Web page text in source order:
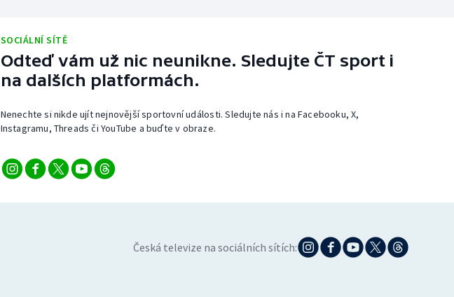
SOCIÁLNÍ SÍTĚ
Odteď vám už nic neunikne. Sledujte ČT sport i
na dalších platformách.
Nenechte si nikde ujít nejnovější sportovní události. Sledujte nás i na Facebooku, X,
Instagramu, Threads či YouTube a buďte v obraze.
Česká televize na sociálních sítích: